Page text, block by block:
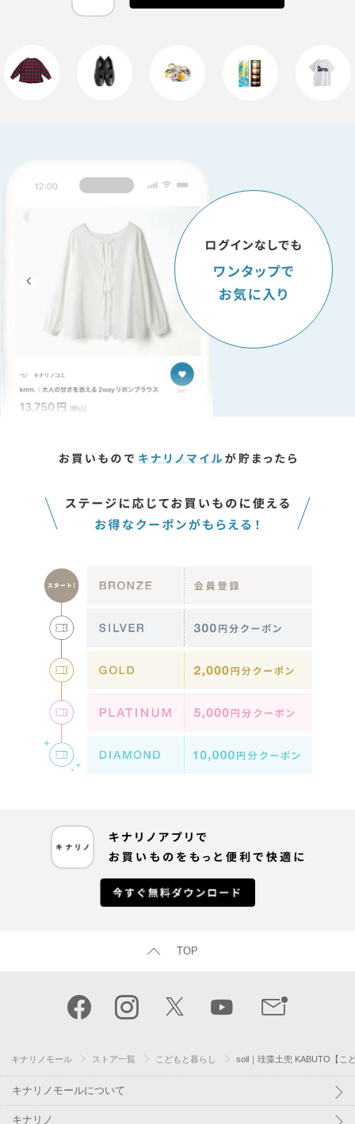
TOP
キナリノモール ストア一覧 こどもと暮らし soil｜珪藻土兜 KABUTO【こ
キナリノモールについて
キナリノ